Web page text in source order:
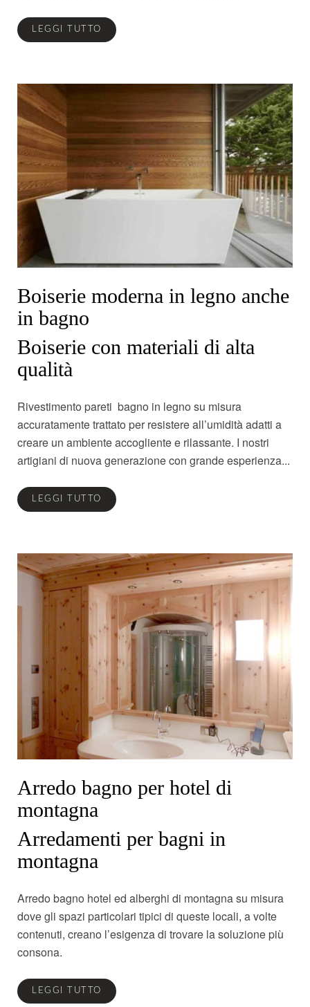
LEGGI TUTTO
Boiserie moderna in legno anche
in bagno
Boiserie con materiali di alta
qualità
Rivestimento pareti bagno in legno su misura
accuratamente trattato per resistere all’umidità adatti a
creare un ambiente accogliente e rilassante. I nostri
artigiani di nuova generazione con grande esperienza...
LEGGI TUTTO
Arredo bagno per hotel di
montagna
Arredamenti per bagni in
montagna
Arredo bagno hotel ed alberghi di montagna su misura
dove gli spazi particolari tipici di queste locali, a volte
contenuti, creano l’esigenza di trovare la soluzione più
consona.
LEGGI TUTTO